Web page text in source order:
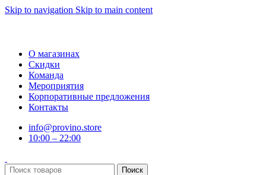
Skip to navigation Skip to main content
О магазинах
Скидки
Команда
Мероприятия
Корпоративные предложения
Контакты
info@provino.store
10:00 – 22:00
Поиск